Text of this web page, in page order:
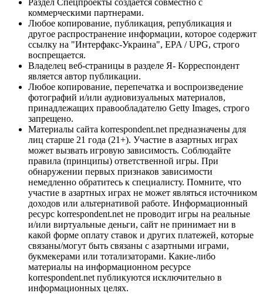
Раздел Спецпроекты создается совместно с
коммерческими партнерами.
Любое копирование, публикация, републикация и
другое распространение информации, которое содержит
ссылку на "Интерфакс-Украина", EPA / UPG, строго
воспрещается.
Владелец веб-страницы в разделе Я- Корреспондент
является автор публикации.
Любое копирование, перепечатка и воспроизведение
фотографий и/или аудиовизуальных материалов,
принадлежащих правообладателю Getty Images, строго
запрещено.
Материалы сайта korrespondent.net предназначены для
лиц старше 21 года (21+). Участие в азартных играх
может вызвать игровую зависимость. Соблюдайте
правила (принципы) ответственной игры. При
обнаружении первых признаков зависимости
немедленно обратитесь к специалисту. Помните, что
участие в азартных играх не может являться источником
доходов или альтернативой работе. Информационный
ресурс korrespondent.net не проводит игры на реальные
и/или виртуальные деньги, сайт не принимает ни в
какой форме оплату ставок и других платежей, которые
связаны/могут быть связаны с азартными играми,
букмекерами или тотализаторами. Какие-либо
материалы на информационном ресурсе
korrespondent.net публикуются исключительно в
информационных целях.